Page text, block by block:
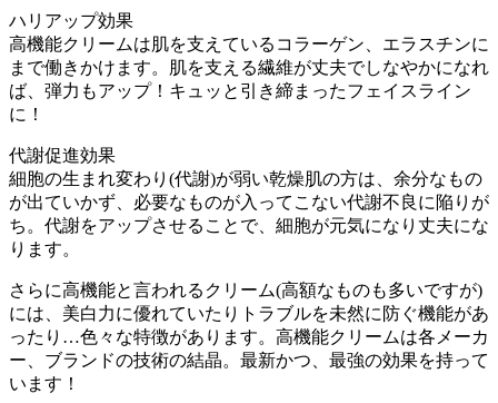
ハリアップ効果
高機能クリームは肌を支えているコラーゲン、エラスチンに
まで働きかけます。肌を支える繊維が丈夫でしなやかになれ
ば、弾力もアップ！キュッと引き締まったフェイスライン
に！
代謝促進効果
細胞の生まれ変わり(代謝)が弱い乾燥肌の方は、余分なもの
が出ていかず、必要なものが入ってこない代謝不良に陥りが
ち。代謝をアップさせることで、細胞が元気になり丈夫にな
ります。
さらに高機能と言われるクリーム(高額なものも多いですが)
には、美白力に優れていたりトラブルを未然に防ぐ機能があ
ったり…色々な特徴があります。高機能クリームは各メーカ
ー、ブランドの技術の結晶。最新かつ、最強の効果を持って
います！